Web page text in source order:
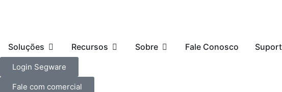
Soluções Recursos Sobre Fale Conosco
Login Segware
Fale com comercial